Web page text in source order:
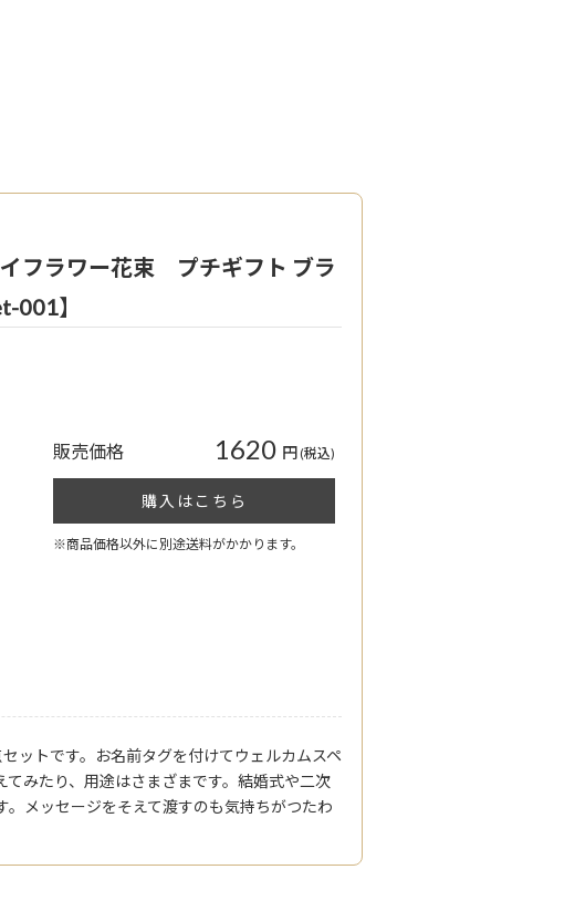
フラワー花束 プチギフト ブラ
001】
販売価格 1620 円(税込)
購入はこちら
※商品価格以外に別途送料がかかります。
ットです。お名前タグを付けてウェルカムスペ
みたり、用途はさまざまです。結婚式や二次
メッセージをそえて渡すのも気持ちがつたわ